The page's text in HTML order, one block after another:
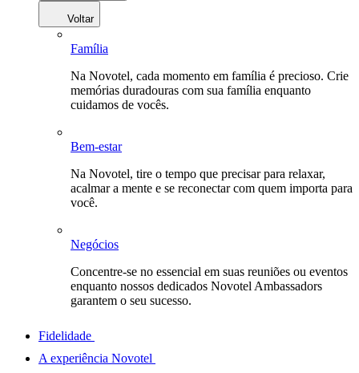
Voltar
Família
Na Novotel, cada momento em família é precioso. Crie
memórias duradouras com sua família enquanto
cuidamos de vocês.
Bem-estar
Na Novotel, tire o tempo que precisar para relaxar,
acalmar a mente e se reconectar com quem importa para
você.
Negócios
Concentre-se no essencial em suas reuniões ou eventos
enquanto nossos dedicados Novotel Ambassadors
garantem o seu sucesso.
Fidelidade
A experiência Novotel